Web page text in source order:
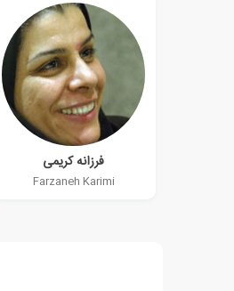
فرزانه کریمی
Farzaneh Karimi